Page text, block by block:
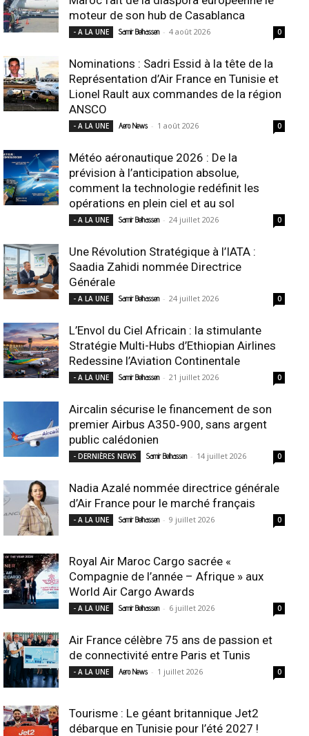
moteur de son hub de Casablanca
- A LA UNE Samir Belhassen - 4 août 2026 0
Nominations : Sadri Essid à la tête de la
Représentation d’Air France en Tunisie et
Lionel Rault aux commandes de la région
ANSCO
- A LA UNE Aero News - 1 août 2026 0
Météo aéronautique 2026 : De la
prévision à l’anticipation absolue,
comment la technologie redéfinit les
opérations en plein ciel et au sol
- A LA UNE Samir Belhassen - 24 juillet 2026 0
Une Révolution Stratégique à l’IATA :
Saadia Zahidi nommée Directrice
Générale
- A LA UNE Samir Belhassen - 24 juillet 2026 0
L’Envol du Ciel Africain : la stimulante
Stratégie Multi-Hubs d’Ethiopian Airlines
Redessine l’Aviation Continentale
- A LA UNE Samir Belhassen - 21 juillet 2026 0
Aircalin sécurise le financement de son
premier Airbus A350‑900, sans argent
public calédonien
- DERNIÈRES NEWS Samir Belhassen - 14 juillet 2026 0
Nadia Azalé nommée directrice générale
d’Air France pour le marché français
- A LA UNE Samir Belhassen - 9 juillet 2026 0
Royal Air Maroc Cargo sacrée «
Compagnie de l’année – Afrique » aux
World Air Cargo Awards
- A LA UNE Samir Belhassen - 6 juillet 2026 0
Air France célèbre 75 ans de passion et
de connectivité entre Paris et Tunis
- A LA UNE Aero News - 1 juillet 2026 0
Tourisme : Le géant britannique Jet2
débarque en Tunisie pour l’été 2027 !